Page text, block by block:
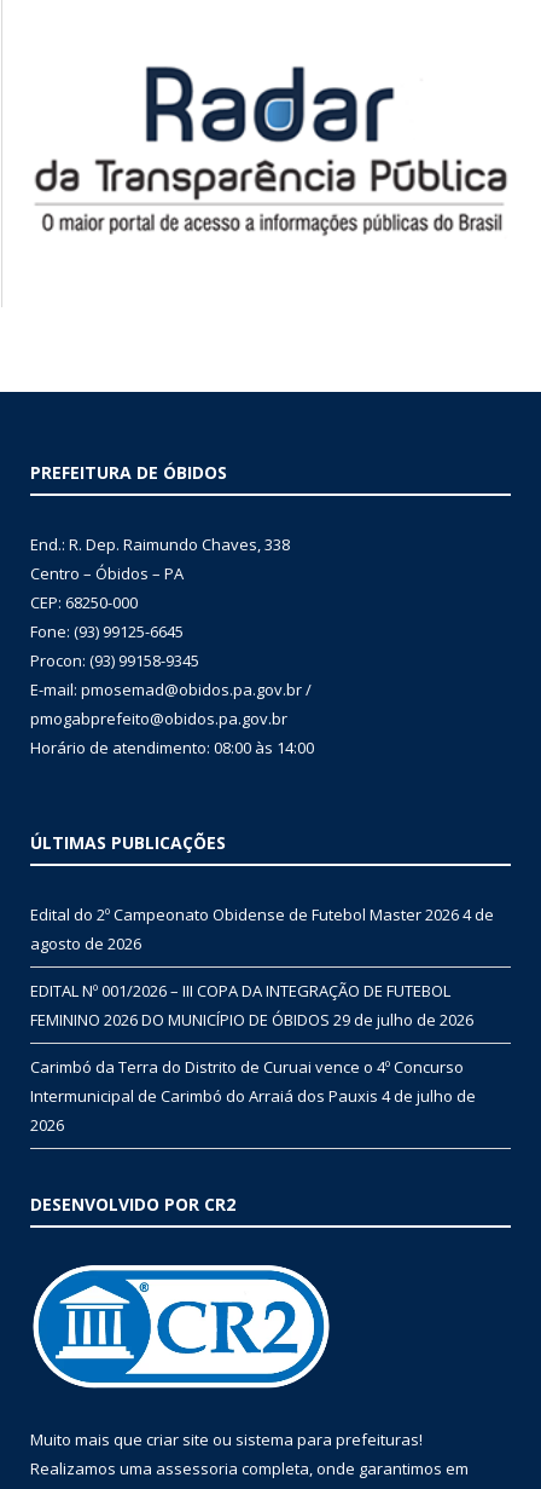
PREFEITURA DE ÓBIDOS
End.: R. Dep. Raimundo Chaves, 338
Centro – Óbidos – PA
CEP: 68250-000
Fone: (93) 99125-6645
Procon: (93) 99158-9345
E-mail: pmosemad@obidos.pa.gov.br /
pmogabprefeito@obidos.pa.gov.br
Horário de atendimento: 08:00 às 14:00
ÚLTIMAS PUBLICAÇÕES
Edital do 2º Campeonato Obidense de Futebol Master 20264 de
agosto de 2026
EDITAL Nº 001/2026 – III COPA DA INTEGRAÇÃO DE FUTEBOL
FEMININO 2026 DO MUNICÍPIO DE ÓBIDOS 29 de julho de 2026
Carimbó da Terra do Distrito de Curuai vence o 4º Concurso
Intermunicipal de Carimbó do Arraiá dos Pauxis 4 de julho de
2026
DESENVOLVIDO POR CR2
Muito mais que criar site ou sistema para prefeituras!
Realizamos uma assessoria completa, onde garantimos em